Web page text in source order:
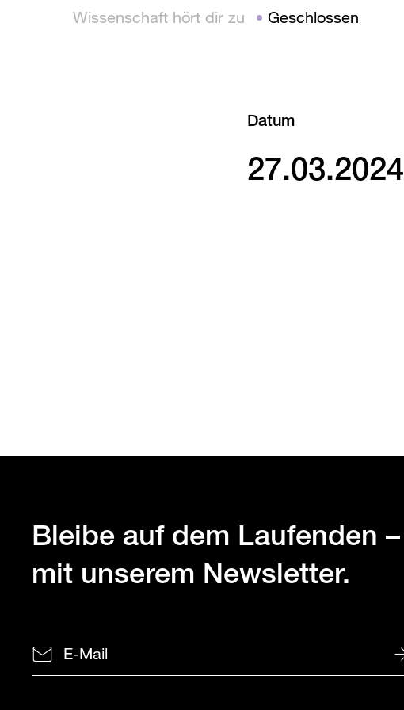
Wissenschaft hört dir zu Geschlossen
Datum
27.03.2024
Bleibe auf dem Laufenden –
mit unserem Newsletter.